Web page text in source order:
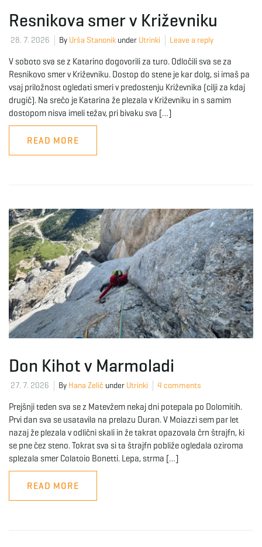
Resnikova smer v Križevniku
28. 7. 2026 By Urša Stanonik under Utrinki Leave a reply
V soboto sva se z Katarino dogovorili za turo. Odločili sva se za
Resnikovo smer v Križevniku. Dostop do stene je kar dolg, si imaš pa
vsaj priložnost ogledati smeri v predostenju Križevnika (cilji za kdaj
drugič). Na srečo je Katarina že plezala v Križevniku in s samim
dostopom nisva imeli težav, pri bivaku sva […]
READ MORE
Don Kihot v Marmoladi
27. 7. 2026 By Hana Zelič under Utrinki 4 comments
Prejšnji teden sva se z Matevžem nekaj dni potepala po Dolomitih.
Prvi dan sva se usatavila na prelazu Duran. V Moiazzi sem par let
nazaj že plezala v odlični skali in že takrat opazovala črn štrajfn, ki
se pne čez steno. Tokrat sva si ta štrajfn pobliže ogledala oziroma
splezala smer Colatoio Bonetti. Lepa, strma […]
READ MORE